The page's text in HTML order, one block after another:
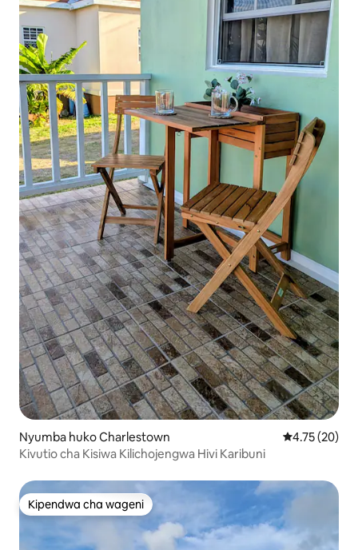
Nyumba huko Charlestown Ukadiriaji wa
4.75 (20)
Kivutio cha Kisiwa Kilichojengwa Hivi Karibuni
Kipendwa cha wageni
Kipendwa cha wageni